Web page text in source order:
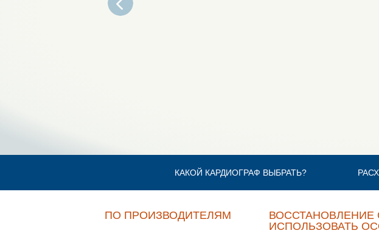
КАКОЙ КАРДИОГРАФ ВЫБРАТЬ?
ВОССТАНОВЛЕНИЕ
ИСПОЛЬЗОВАТЬ
ПО ПРОИЗВОДИТЕЛЯМ